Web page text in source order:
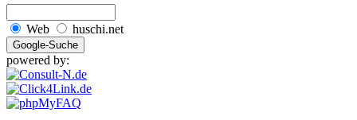
Web huschi.net
powered by: